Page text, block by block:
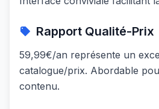
Rapport Qualité-Prix
59,99€/an représente un
catalogue/prix. Abordable
contenu.